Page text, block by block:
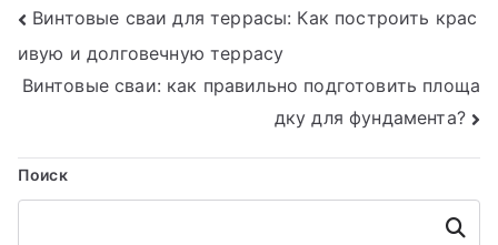
Навигация
по
Винтовые сваи для террасы: Как построить крас
ивую и долговечную террасу
Винтовые сваи: как правильно подготовить площа
дку для фундамента?
Поиск
Поиск